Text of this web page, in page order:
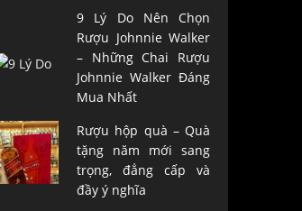
9 Lý Do Nên Chọn
Rượu Johnnie Walker
– Những Chai Rượu
Johnnie Walker Đáng
Mua Nhất
Rượu hộp quà – Quà
tặng năm mới sang
trọng, đẳng cấp và
đầy ý nghĩa